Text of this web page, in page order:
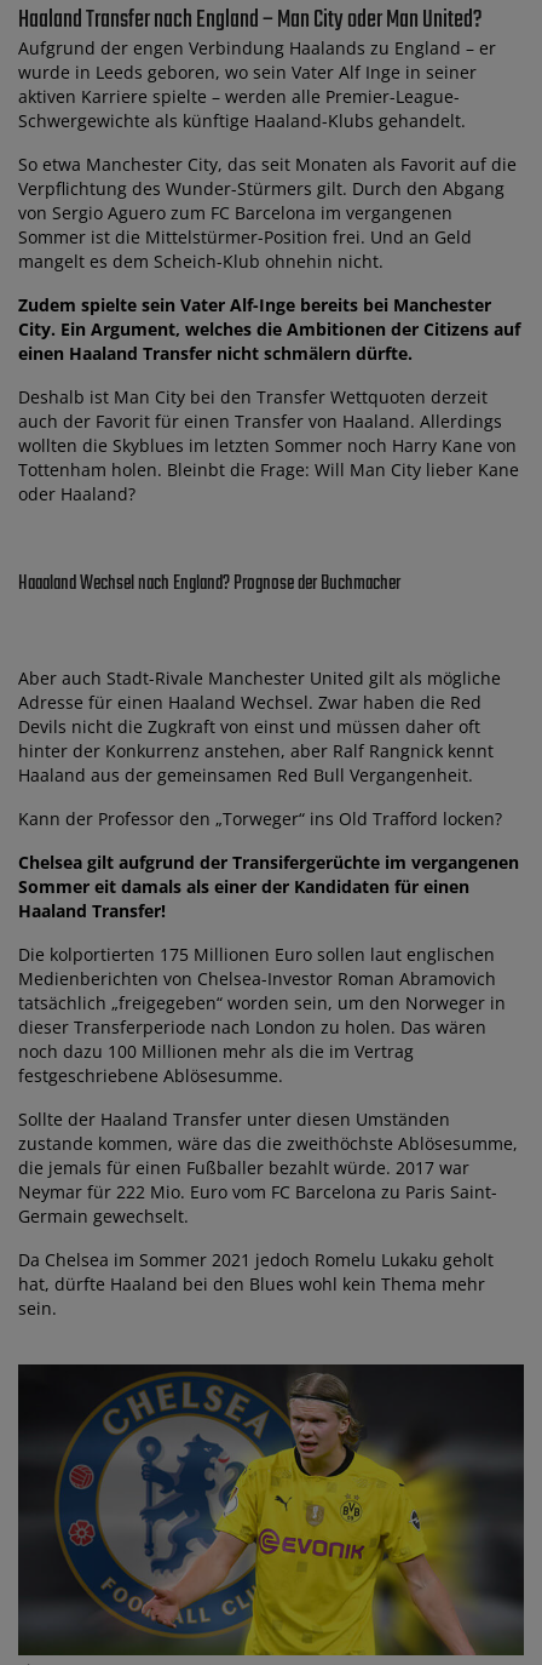
Haaland Transfer nach England – Man City oder Man United?
Aufgrund der engen Verbindung Haalands zu England – er
wurde in Leeds geboren, wo sein Vater Alf Inge in seiner
aktiven Karriere spielte – werden alle Premier-League-
Schwergewichte als künftige Haaland-Klubs gehandelt.
So etwa Manchester City, das seit Monaten als Favorit auf die
Verpflichtung des Wunder-Stürmers gilt. Durch den Abgang
von Sergio Aguero zum FC Barcelona im vergangenen
Sommer ist die Mittelstürmer-Position frei. Und an Geld
mangelt es dem Scheich-Klub ohnehin nicht.
Zudem spielte sein Vater Alf-Inge bereits bei Manchester
City. Ein Argument, welches die Ambitionen der Citizens auf
einen Haaland Transfer nicht schmälern dürfte.
Deshalb ist Man City bei den Transfer Wettquoten derzeit
auch der Favorit für einen Transfer von Haaland. Allerdings
wollten die Skyblues im letzten Sommer noch Harry Kane von
Tottenham holen. Bleinbt die Frage: Will Man City lieber Kane
oder Haaland?
Haaaland Wechsel nach England? Prognose der Buchmacher
Aber auch Stadt-Rivale Manchester United gilt als mögliche
Adresse für einen Haaland Wechsel. Zwar haben die Red
Devils nicht die Zugkraft von einst und müssen daher oft
hinter der Konkurrenz anstehen, aber Ralf Rangnick kennt
Haaland aus der gemeinsamen Red Bull Vergangenheit.
Kann der Professor den „Torweger“ ins Old Trafford locken?
Chelsea gilt aufgrund der Transifergerüchte im vergangenen
Sommer eit damals als einer der Kandidaten für einen
Haaland Transfer!
Die kolportierten 175 Millionen Euro sollen laut englischen
Medienberichten von Chelsea-Investor Roman Abramovich
tatsächlich „freigegeben“ worden sein, um den Norweger in
dieser Transferperiode nach London zu holen. Das wären
noch dazu 100 Millionen mehr als die im Vertrag
festgeschriebene Ablösesumme.
Sollte der Haaland Transfer unter diesen Umständen
zustande kommen, wäre das die zweithöchste Ablösesumme,
die jemals für einen Fußballer bezahlt würde. 2017 war
Neymar für 222 Mio. Euro vom FC Barcelona zu Paris Saint-
Germain gewechselt.
Da Chelsea im Sommer 2021 jedoch Romelu Lukaku geholt
hat, dürfte Haaland bei den Blues wohl kein Thema mehr
sein.